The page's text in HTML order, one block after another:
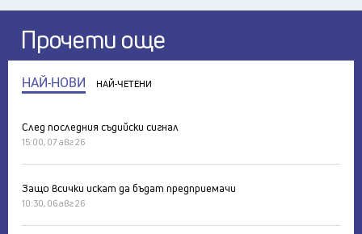
Прочети още
НАЙ-НОВИ НАЙ-ЧЕТЕНИ
След последния съдийски сигнал
15:00, 07 авг 26
Защо всички искат да бъдат предприемачи
10:30, 06 авг 26